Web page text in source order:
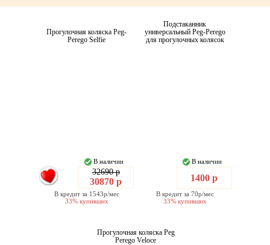
Прогулочная коляска Peg-
Perego Selfie
В наличии
32690 р
30870 р
В кредит за 1543р/мес
33% купивших
Подстаканник
универсальный Peg-Perego
для прогулочных колясок
В наличии
1400 р
В кредит за 70р/мес
33% купивших
Прогулочная коляска Peg
Perego Veloce